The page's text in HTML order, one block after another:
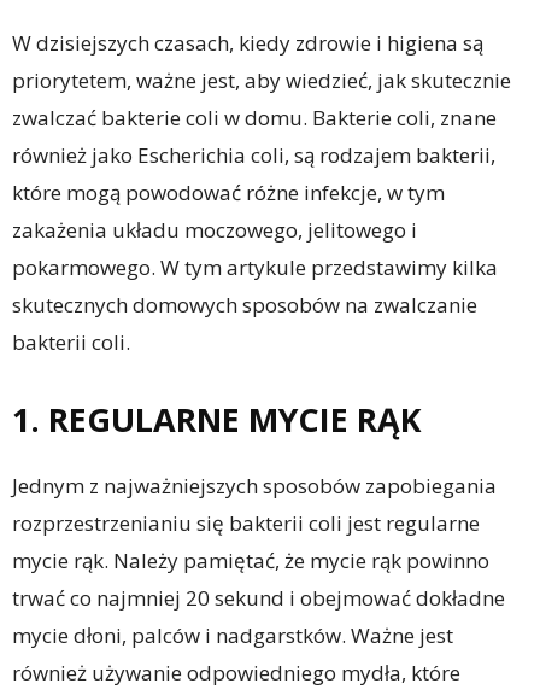
W dzisiejszych czasach, kiedy zdrowie i higiena są
priorytetem, ważne jest, aby wiedzieć, jak skutecznie
zwalczać bakterie coli w domu. Bakterie coli, znane
również jako Escherichia coli, są rodzajem bakterii,
które mogą powodować różne infekcje, w tym
zakażenia układu moczowego, jelitowego i
pokarmowego. W tym artykule przedstawimy kilka
skutecznych domowych sposobów na zwalczanie
bakterii coli.
1. REGULARNE MYCIE RĄK
Jednym z najważniejszych sposobów zapobiegania
rozprzestrzenianiu się bakterii coli jest regularne
mycie rąk. Należy pamiętać, że mycie rąk powinno
trwać co najmniej 20 sekund i obejmować dokładne
mycie dłoni, palców i nadgarstków. Ważne jest
również używanie odpowiedniego mydła, które